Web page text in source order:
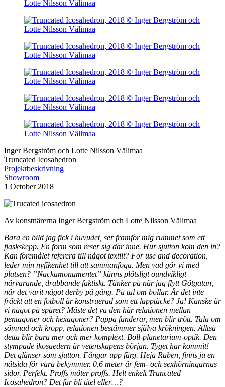
Inger Bergström och Lotte Nilsson Välimaa
Truncated Icosahedron
Projektbeskrivning
Showroom
1 October 2018
Av konstnärerna Inger Bergström och Lotte Nilsson Välimaa
Bara en bild jag fick i huvudet, ser framför mig rummet som ett
flaskskepp. En form som reser sig där inne. Hur sjutton kom den in?
Kan föremålet referera till något textilt? For use and decoration,
leder min nyfikenhet till att sammanfoga. Men vad gör vi med
platsen? ”Nackamonumentet” känns plötsligt oundvikligt
närvarande, drabbande faktiskt. Tänker på när jag flytt Götgatan,
när det varit något derby på gång. På tal om bollar. Är det inte
fräckt att en fotboll är konstruerad som ett lapptäcke? Ja! Kanske är
vi något på spåret? Måste det va den här relationen mellan
pentagoner och hexagoner? Pappa funderar, men blir trött. Tala om
sömnad och kropp, relationen bestämmer själva krökningen. Alltså
detta blir bara mer och mer komplext. Boll-planetarium-optik. Den
stympade ikosaedern är vetenskapens början. Tyget har kommit!
Det glänser som sjutton. Fångar upp färg. Heja Ruben, finns ju en
nätsida för våra bekymmer. 0,6 meter är fem- och sexhörningarnas
sidor. Perfekt. Proffs möter proffs. Helt enkelt Truncated
Icosahedron? Det får bli titel eller…?